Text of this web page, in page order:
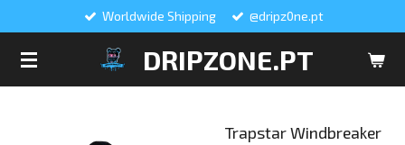
DRIPZONE.PT
Worldwide Shipping @dripz0ne.pt
Trapstar Windbreaker